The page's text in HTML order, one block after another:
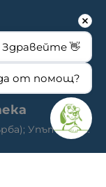
Упътвания:
Здравейте 👋
от помощ?